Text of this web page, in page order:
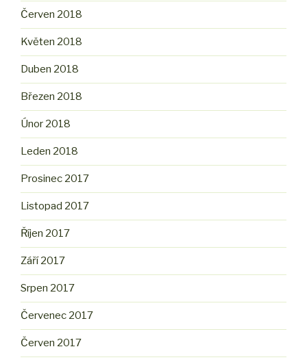
Červen 2018
Květen 2018
Duben 2018
Březen 2018
Únor 2018
Leden 2018
Prosinec 2017
Listopad 2017
Říjen 2017
Září 2017
Srpen 2017
Červenec 2017
Červen 2017